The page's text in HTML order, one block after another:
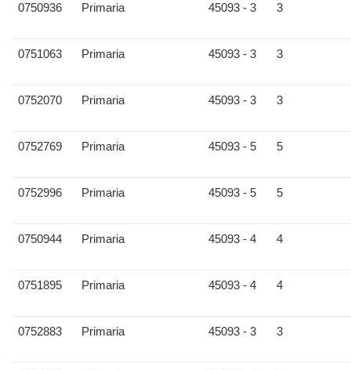
0750936 Primaria 45093 - 3 3
0751063 Primaria 45093 - 3 3
0752070 Primaria 45093 - 3 3
0752769 Primaria 45093 - 5 5
0752996 Primaria 45093 - 5 5
0750944 Primaria 45093 - 4 4
0751895 Primaria 45093 - 4 4
0752883 Primaria 45093 - 3 3